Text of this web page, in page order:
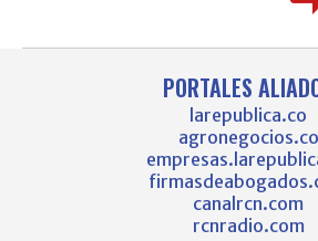
PORTALES
larepublica.co
agronegocios.co
canalrcn.com
rcnradio.com